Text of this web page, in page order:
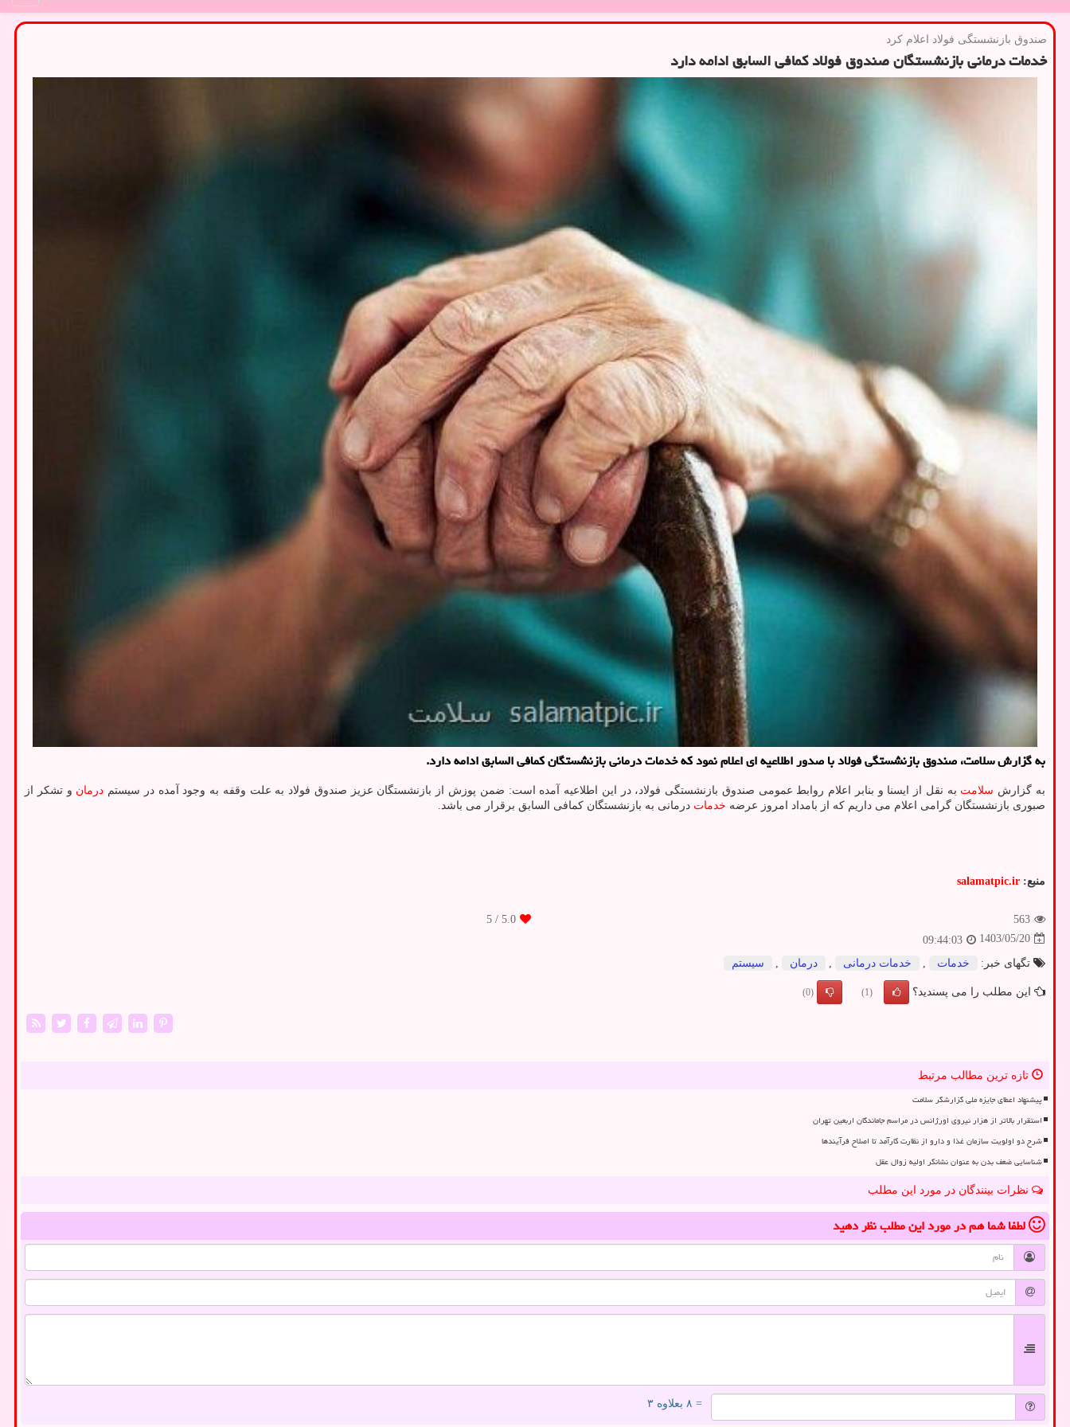
صندوق بازنشستگی فولاد اعلام كرد
خدمات درمانی بازنشستگان صندوق فولاد کمافی السابق ادامه دارد
به گزارش سلامت، صندوق بازنشستگی فولاد با صدور اطلاعیه ای اعلام نمود که خدمات درمانی بازنشستگان کمافی السابق ادامه دارد.
به گزارش سلامت به نقل از ایسنا و بنابر اعلام روابط عمومی صندوق بازنشستگی فولاد، در این اطلاعیه آمده است: ضمن پوزش از بازنشستگان عزیز صندوق فولاد به علت وقفه به وجود آمده در سیستم درمان و تشکر از
صبوری بازنشستگان گرامی اعلام می داریم که از بامداد امروز عرضه خدمات درمانی به بازنشستگان کمافی السابق برقرار می باشد.
منبع: salamatpic.ir
563
5.0
/ 5
1403/05/20
09:44:03
تگهای خبر:
خدمات خدمات درمانی درمان سیستم
این مطلب را می پسندید؟ (1)
(0)
تازه ترین مطالب مرتبط
پیشنهاد اعطای جایزه ملی گزارشگر سلامت
استقرار بالاتر از هزار نیروی اورژانس در مراسم جاماندگان اربعین تهران
شرح دو اولویت سازمان غذا و دارو از نظارت کارآمد تا اصلاح فرآیندها
شناسایی ضعف بدن به عنوان نشانگر اولیه زوال عقل
نظرات بینندگان در مورد این مطلب
لطفا شما همدر مورد این مطلبنظر دهید
= ۸ بعلاوه ۳